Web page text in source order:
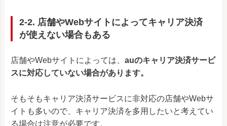
2-2. 店舗やWebサイトによってキャリア決済
が使えない場合もある
店舗やWebサイトによっては、 auのキャリア決済サービ
スに対応していない場合があります。
そもそもキャリア決済サービスに非対応の店舗やWebサ
イトも多いので、キャリア決済を多用したいと考えてい
る場合は注意が必要です。